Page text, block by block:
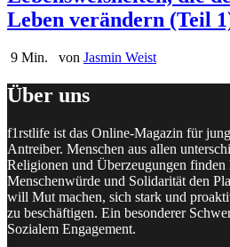
Leben verändern (Teil
9 Min. von Jasmin Weist
Über uns
f1rstlife ist das Online-Magazin für
Antreiber. Menschen aus allen
Religionen und Überzeugungen finden
Menschenwürde und Solidarität den
will Mut machen, sich stark und
zu beschäftigen. Ein besonderer
Sozialem Engagement.